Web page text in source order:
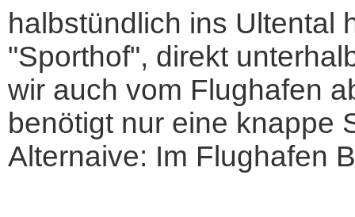
halbstündlich ins Ultental
"Sporthof", direkt
wir auch vom Flughafen
benötigt nur eine knappe
Alternaive: Im Flughafen